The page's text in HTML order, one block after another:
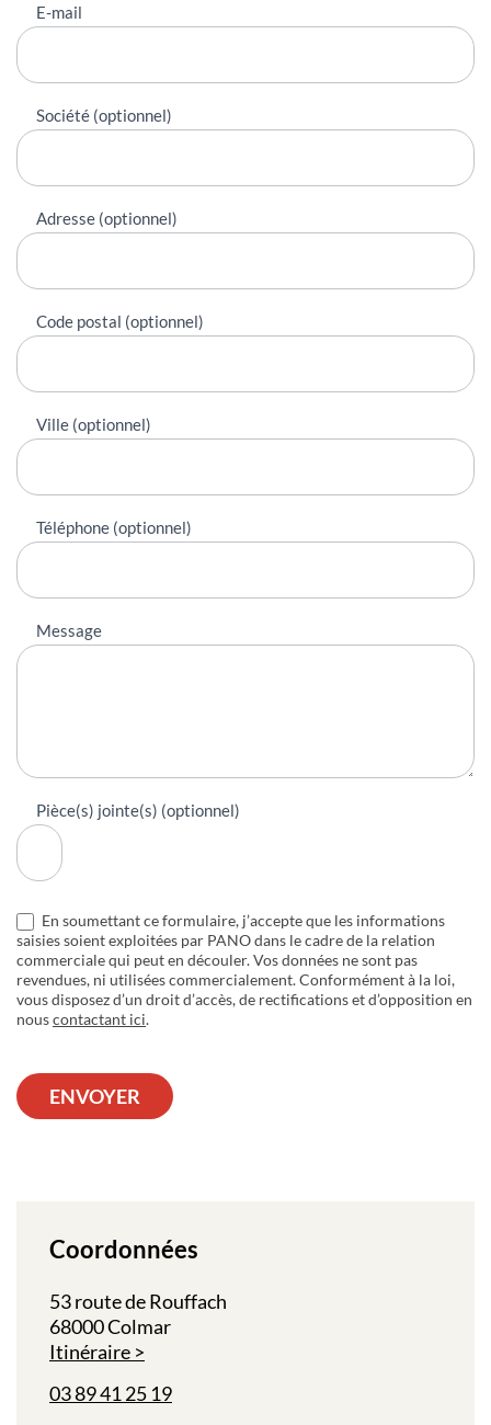
E-mail
Société (optionnel)
Adresse (optionnel)
Code postal (optionnel)
Ville (optionnel)
Téléphone (optionnel)
Message
Pièce(s) jointe(s) (optionnel)
En soumettant ce formulaire, j’accepte que les informations
saisies soient exploitées par PANO dans le cadre de la relation
commerciale qui peut en découler. Vos données ne sont pas
revendues, ni utilisées commercialement. Conformément à la loi,
vous disposez d’un droit d’accès, de rectifications et d’opposition en
nouscontactant ici.
ENVOYER
Coordonnées
53 route de Rouffach
68000 Colmar
Itinéraire
03 89 41 25 19